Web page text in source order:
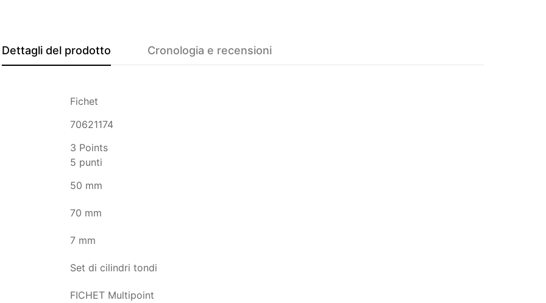
Dettagli del prodotto Cronologia e recensioni
Fichet
70621174
3 Points
5 punti
50 mm
70 mm
7 mm
Set di cilindri tondi
FICHET Multipoint